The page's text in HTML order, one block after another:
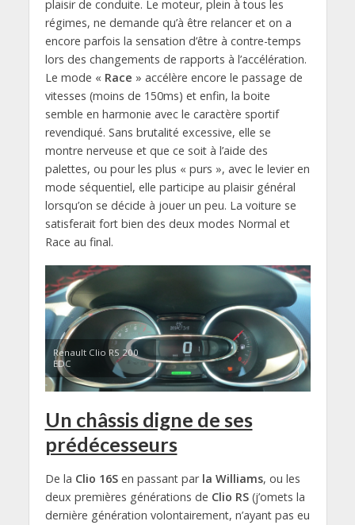
plaisir de conduite. Le moteur, plein à tous les
régimes, ne demande qu’à être relancer et on a
encore parfois la sensation d’être à contre-temps
lors des changements de rapports à l’accélération.
Le mode « Race » accélère encore le passage de
vitesses (moins de 150ms) et enfin, la boite
semble en harmonie avec le caractère sportif
revendiqué. Sans brutalité excessive, elle se
montre nerveuse et que ce soit à l’aide des
palettes, ou pour les plus « purs », avec le levier en
mode séquentiel, elle participe au plaisir général
lorsqu’on se décide à jouer un peu. La voiture se
satisferait fort bien des deux modes Normal et
Race au final.
Renault Clio RS 200
EDC
Un châssis digne de ses
prédécesseurs
De la Clio 16Sen passant par la Williams, ou les
deux premières générations de Clio RS(j’omets la
dernière génération volontairement, n’ayant pas eu